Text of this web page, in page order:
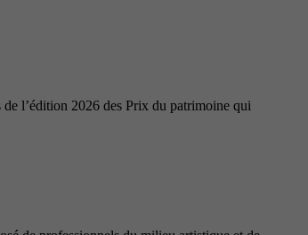
l’édition 2026 des Prix du patrimoine qui